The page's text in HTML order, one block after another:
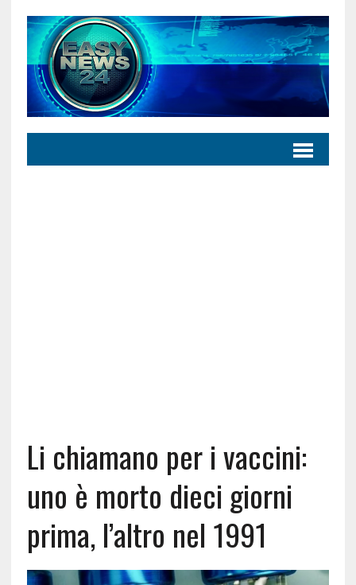
Li chiamano per i vaccini:
uno è morto dieci giorni
prima, l’altro nel 1991